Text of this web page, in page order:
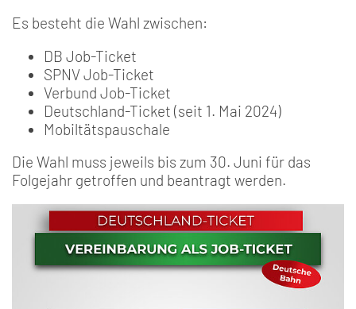
Es besteht die Wahl zwischen:
DB Job-Ticket
SPNV Job-Ticket
Verbund Job-Ticket
Deutschland-Ticket (seit 1. Mai 2024)
Mobiltätspauschale
Die Wahl muss jeweils bis zum 30. Juni für das
Folgejahr getroffen und beantragt werden.